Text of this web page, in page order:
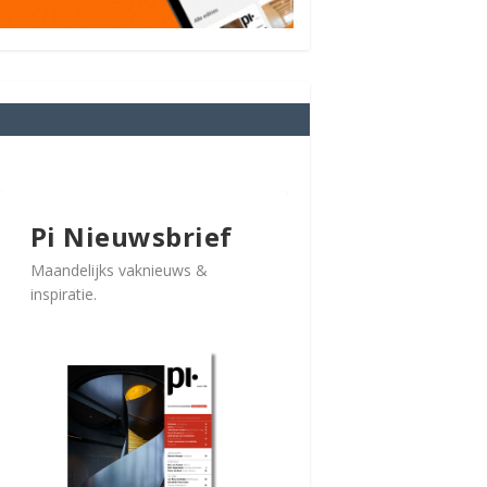
Pi Nieuwsbrief
Maandelijks vaknieuws &
inspiratie.